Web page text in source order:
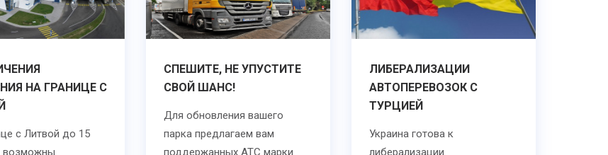
НА ГРАНИЦЕ С
с Литвой до 15
возможны
СПЕШИТЕ, НЕ УПУСТИТЕ
СВОЙ ШАНС!
Для обновления вашего
парка предлагаем вам
поддержанных АТС марки
ЛИБЕРАЛИЗАЦИИ
АВТОПЕРЕВОЗОК С
ТУРЦИЕЙ
Украина готова к
либерализации